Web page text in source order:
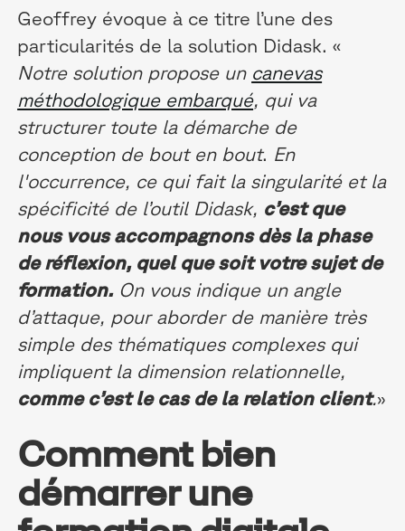
Geoffrey évoque à ce titre l’une des
particularités de la solution Didask. «
Notre solution propose un canevas
méthodologique embarqué, qui va
structurer toute la démarche de
conception de bout en bout. En
l'occurrence, ce qui fait la singularité et la
spécificité de l’outil Didask, c’est que
nous vous accompagnons dès la phase
de réflexion, quel que soit votre sujet de
formation. On vous indique un angle
d’attaque, pour aborder de manière très
simple des thématiques complexes qui
impliquent la dimension relationnelle,
comme c’est le cas de la relation client.»
Comment bien
démarrer une